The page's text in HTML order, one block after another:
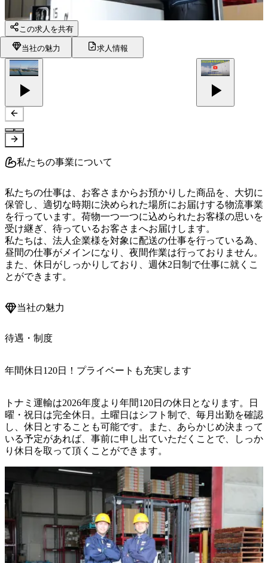
この求人を共有
当社の魅力 求人情報
私たちの事業について
私たちの仕事は、お客さまからお預かりした商品を、大切に
保管し、適切な時期に決められた場所にお届けする物流事業
を行っています。荷物一つ一つに込められたお客様の思いを
受け継ぎ、待っているお客さまへお届けします。
私たちは、法人企業様を対象に配送の仕事を行っている為、
昼間の仕事がメインになり、夜間作業は行っておりません。
また、休日がしっかりしており、週休2日制で仕事に就くこ
とができます。
当社の魅力
待遇・制度
年間休日120日！プライベートも充実します
トナミ運輸は2026年度より年間120日の休日となります。日
曜・祝日は完全休日。土曜日はシフト制で、毎月出勤を確認
し、休日とすることも可能です。また、あらかじめ決まって
いる予定があれば、事前に申し出ていただくことで、しっか
り休日を取って頂くことができます。